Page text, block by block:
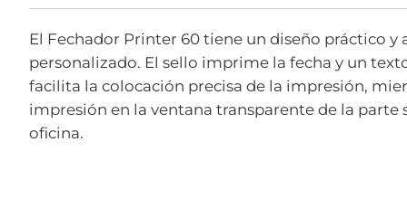
imágenes
El Fechador Printer 60 tiene un diseño práctico
personalizado. El sello imprime la fecha y un
facilita la colocación precisa de la impresión,
impresión en la ventana transparente de la
oficina.